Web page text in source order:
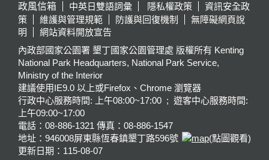
政風信箱
中英日雙語詞彙 隱私權政策
資訊安全政
策
維護與管理規範 防護與回復機制
無障礙網頁說
明
網站資料開放宣告
內政部國家公園署 墾丁國家公園管理處 版權所有 Kenting
National Park Headquarters, National Park Service,
Ministry of the Interior
建議使用IE9.0 以上或Firefox、Chrome 瀏覽器
行政中心服務時間: 上午08:00~17:00 ; 遊客中心服務時間:
上午09:00~17:00
電話：08-886-1321 傳真：08-886-1547
地址：946008屏東縣恆春鎮墾丁路596號
(點圖觀看)
更新日期： 115-08-07